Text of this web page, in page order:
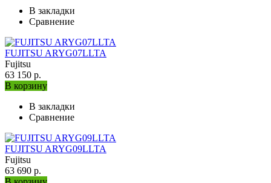
В закладки
Сравнение
FUJITSU ARYG07LLTA
Fujitsu
63 150 р.
В корзину
В закладки
Сравнение
FUJITSU ARYG09LLTA
Fujitsu
63 690 р.